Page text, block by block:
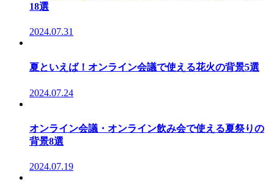
18選
2024.07.31
夏といえば！オンライン会議で使える花火の背景5選
2024.07.24
オンライン会議・オンライン飲み会で使える夏祭りの
背景8選
2024.07.19